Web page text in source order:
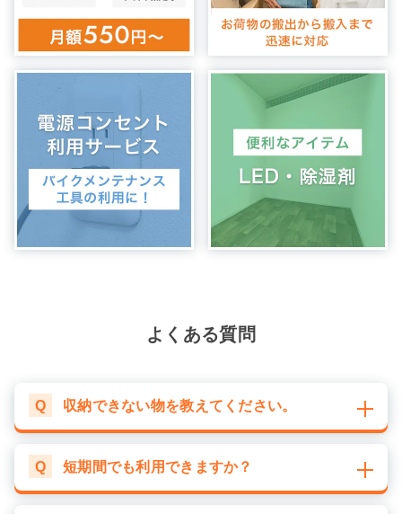
よくある質問
Q 収納できない物を教えてください。
Q 短期間でも利用できますか？